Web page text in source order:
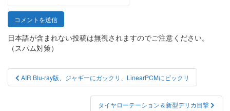
日本語が含まれない投稿は無視されますのでご注意ください。
（スパム対策）
投
稿
AIR Blu-ray版、ジャギーにガックリ、LinearPCMにビックリ
タイヤローテーション＆新型デリカ目撃